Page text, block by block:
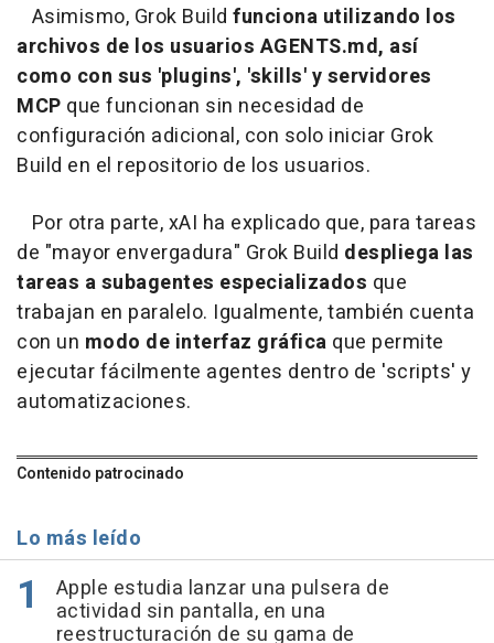
Asimismo, Grok Build funciona utilizando los
archivos de los usuarios AGENTS.md, así
como con sus 'plugins', 'skills' y servidores
MCP que funcionan sin necesidad de
configuración adicional, con solo iniciar Grok
Build en el repositorio de los usuarios.
Por otra parte, xAI ha explicado que, para tareas
de "mayor envergadura" Grok Build despliega las
tareas a subagentes especializados que
trabajan en paralelo. Igualmente, también cuenta
con un modo de interfaz gráfica que permite
ejecutar fácilmente agentes dentro de 'scripts' y
automatizaciones.
Contenido patrocinado
Lo más leído
Apple estudia lanzar una pulsera de
actividad sin pantalla, en una
reestructuración de su gama de